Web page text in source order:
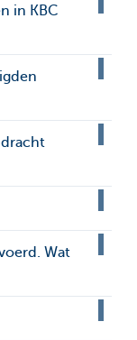
in KBC
Wat